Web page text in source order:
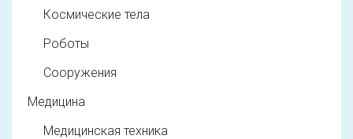
Космические тела
Роботы
Сооружения
Медицина
Медицинская техника